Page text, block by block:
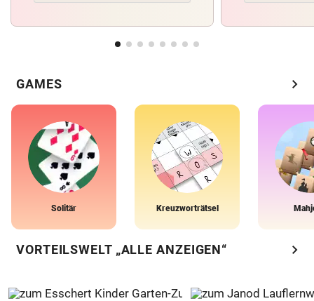
GAMES chevron_right
Solitär Kreuzworträtsel
VORTEILSWELT „ALLE ANZEIGEN“ chevron_right